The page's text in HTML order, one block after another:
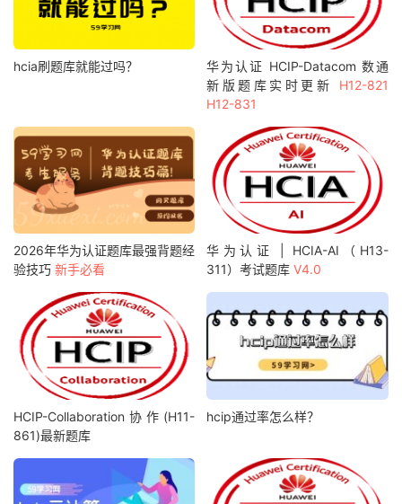
hcia刷题库就能过吗？
华为认证 HCIP-Datacom 数通
新版题库实时更新 H12-821
H12-831
2026年华为认证题库最强背题经
验技巧 新手必看
华为认证 | HCIA-AI（H13-
311）考试题库V4.0
HCIP-Collaboration协作(H11-
861)最新题库
hcip通过率怎么样？